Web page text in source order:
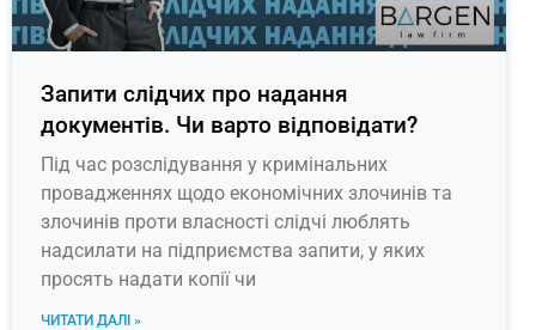
Запити слідчих про надання
документів. Чи варто відповідати?
Під час розслідування у кримінальних
провадженнях щодо економічних злочинів та
злочинів проти власності слідчі люблять
надсилати на підприємства запити, у яких
просять надати копії чи
ЧИТАТИ ДАЛІ »